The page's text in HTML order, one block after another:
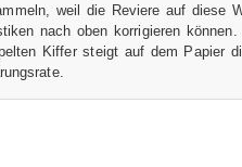
weil die Reviere auf diese
nach oben korrigieren
Kiffer steigt auf dem Papier